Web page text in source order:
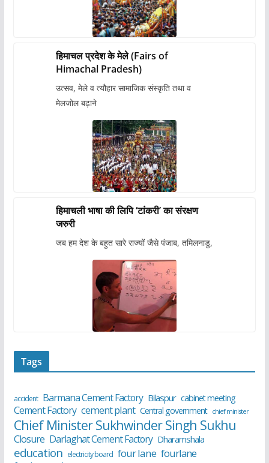
हिमाचल प्रदेश के मेले (Fairs of
Himachal Pradesh)
उत्सव, मेले व त्यौहार सामाजिक संस्कृति तथा व
मेलजोल बढ़ाने
हिमाचली भाषा की लिपि ‘टांकरी’ का संरक्षण
जरुरी
जब हम देश के बहुत सारे राज्यों जैसे पंजाब, तमिलनाडु,
Tags
accident Barmana Cement Factory Bilaspur cabinet meeting
Cement Factory cement plant Central government chief minister
Chief Minister Sukhwinder Singh Sukhu
Closure Darlaghat Cement Factory Dharamshala
education electricity board four lane fourlane